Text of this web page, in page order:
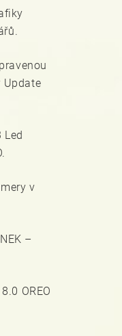
Update
Led
v
–
OREO